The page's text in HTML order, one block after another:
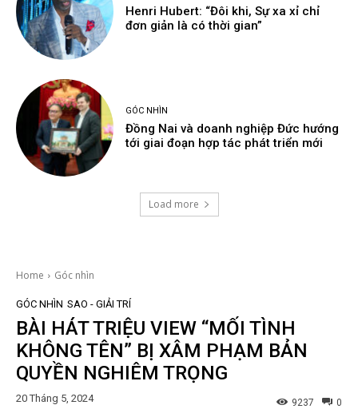
Henri Hubert: “Đôi khi, Sự xa xỉ chỉ
đơn giản là có thời gian”
GÓC NHÌN
Đồng Nai và doanh nghiệp Đức hướng
tới giai đoạn hợp tác phát triển mới
Load more